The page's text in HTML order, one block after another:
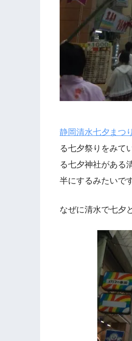
静岡清水七夕まつり
る七夕祭りをみて
る七夕神社がある
半にするみたいです
なぜに清水で七夕